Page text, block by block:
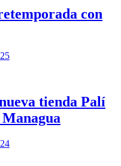
con
tienda Palí